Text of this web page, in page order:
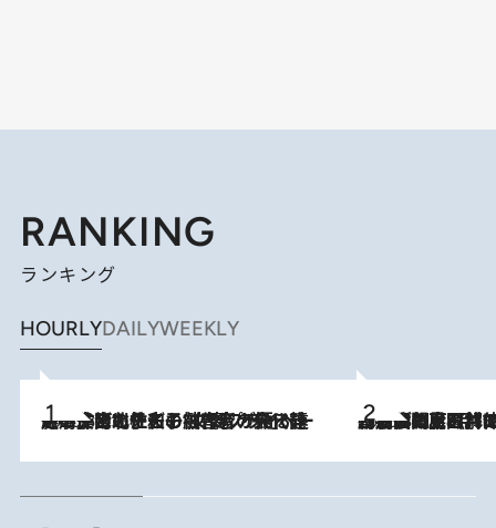
RANKING
ランキング
HOURLYDAILYWEEKLY
2026.8.3
《「文士の子ども被害者の会」発足！》阿川佐和子（72）が語る遠藤周作に北杜夫、劇作家・矢代静一の子どもたちの“文豪プライベート事件簿” 2026.8.8
「最後に見られてよかった」上野動物園の東園パンダ舎が解体前に特別公開。8月16日まで延長されたパネル展と共に辿る“半世紀”のパンダ飼育《解体工事の図面あり》